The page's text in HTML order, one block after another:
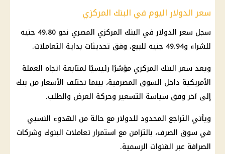
سعر الدولار اليوم في البنك المركزي
سجل سعر الدولار في البنك المركزي المصري نحو 49.80 جنيه
للشراء و49.94 جنيه للبيع، وفق تحديثات بداية التعاملات.
ويعد سعر البنك المركزي مؤشرًا رئيسيًا لمتابعة اتجاه العملة
الأمريكية داخل السوق المصرفية، بينما تختلف الأسعار من بنك
إلى آخر وفق سياسة التسعير وحركة العرض والطلب.
ويأتي التراجع المحدود للدولار مع حالة من الهدوء النسبي
في سوق الصرف، بالتزامن مع استمرار تعاملات البنوك وشركات
الصرافة عبر القنوات الرسمية.